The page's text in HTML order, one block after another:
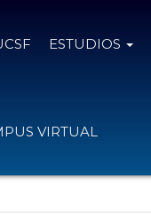
ESTUDIOS
VIRTUAL